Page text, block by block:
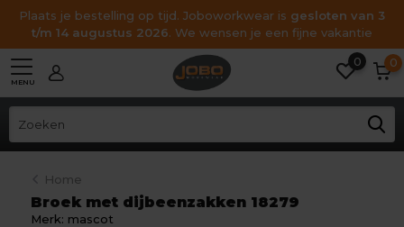
Plaats je bestelling op tijd. Joboworkwear is gesloten van 3
t/m 14 augustus 2026. We wensen je een fijne vakantie
MENU
0 0
Home
Broek met dijbeenzakken 18279
Merk: mascot